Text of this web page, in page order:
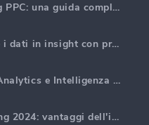
Generare report di marketing PPC: una guida completa
Analisi Web AI: Trasformare i dati in insight con precisione
Principali tendenze di Web Analytics e Intelligenza Artificiale nel 2024
Tendenze dell'email marketing 2024: vantaggi dell'iper-personalizzazione